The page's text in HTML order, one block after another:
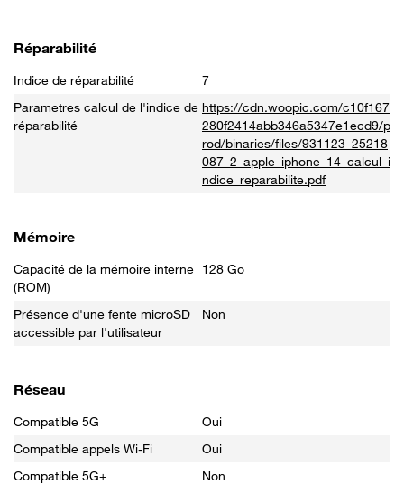
Réparabilité
Indice de réparabilité
7
Parametres calcul de l'indice de
réparabilité
https://cdn.woopic.com/c10f167
280f2414abb346a5347e1ecd9/p
rod/binaries/files/931123_25218
087_2_apple_iphone_14_calcul_i
ndice_reparabilite.pdf
Mémoire
Capacité de la mémoire interne
(ROM)
128 Go
Présence d'une fente microSD
accessible par l'utilisateur
Non
Réseau
Compatible 5G
Oui
Compatible appels Wi-Fi
Oui
Compatible 5G+
Non